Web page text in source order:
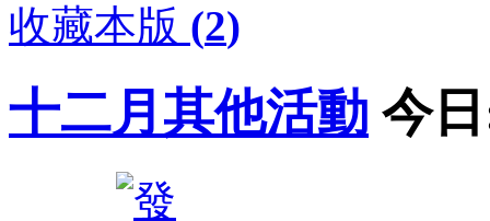
收藏本版 (2)
十二月其他活動 今